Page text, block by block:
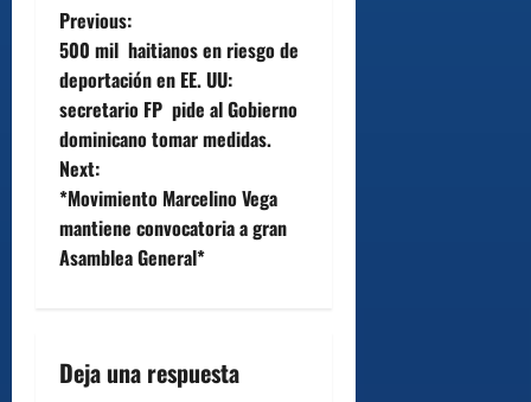
P
o
s
t
n
a
i
Previous:
500 mil haitianos en riesgo de
deportación en EE. UU:
secretario FP pide al Gobierno
dominicano tomar medidas.
Next:
*Movimiento Marcelino Vega
mantiene convocatoria a gran
Asamblea General*
Deja una respuesta